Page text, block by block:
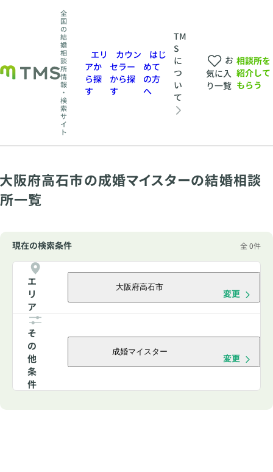
全
国
の
結
婚
相
談
所
情
報
・
検
索
サ
イ
ト
エリ
アか
ら探
す
カウン
セラー
から探
す
はじ
めて
の方
へ
TM
S
に
つ
い
て
お
気に入
り一覧
相談所を
紹介して
もらう
阪府高石市の成婚マイスターの結婚相談
所一覧
現在の検索条件 全 0件
エ
リ
ア
大阪府高石市
変更
そ
の
他
条
件
成婚マイスター
変更